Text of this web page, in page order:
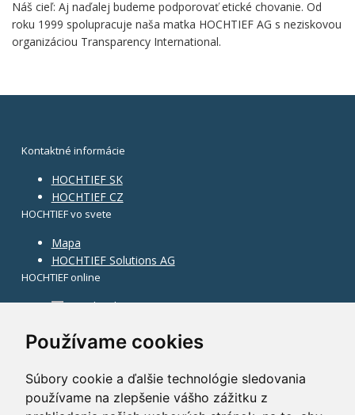
Používame cookies
Súbory cookie a ďalšie technológie sledovania
používame na zlepšenie vášho zážitku z
Náš cieľ: Aj naďalej budeme podporovať etické chovanie. Od
roku 1999 spolupracuje naša matka HOCHTIEF AG s neziskovou
organizáciou Transparency International.
Kontaktné informácie
HOCHTIEF SK
HOCHTIEF CZ
HOCHTIEF vo svete
Mapa
HOCHTIEF Solutions AG
HOCHTIEF online
Facebook